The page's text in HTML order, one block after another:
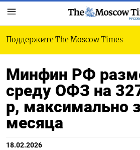
Поддержите The Moscow Times
Минфин РФ
среду ОФЗ на
р, максимально
месяца
18.02.2026